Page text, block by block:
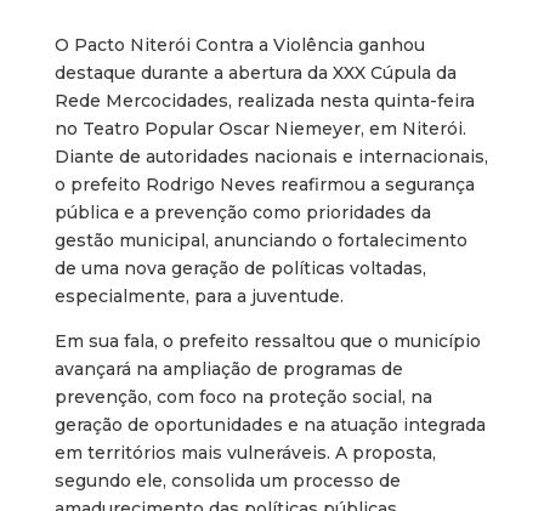
O Pacto Niterói Contra a Violência ganhou
destaque durante a abertura da XXX Cúpula da
Rede Mercocidades, realizada nesta quinta-feira
no Teatro Popular Oscar Niemeyer, em Niterói.
Diante de autoridades nacionais e internacionais,
o prefeito Rodrigo Neves reafirmou a segurança
pública e a prevenção como prioridades da
gestão municipal, anunciando o fortalecimento
de uma nova geração de políticas voltadas,
especialmente, para a juventude.
Em sua fala, o prefeito ressaltou que o município
avançará na ampliação de programas de
prevenção, com foco na proteção social, na
geração de oportunidades e na atuação integrada
em territórios mais vulneráveis. A proposta,
segundo ele, consolida um processo de